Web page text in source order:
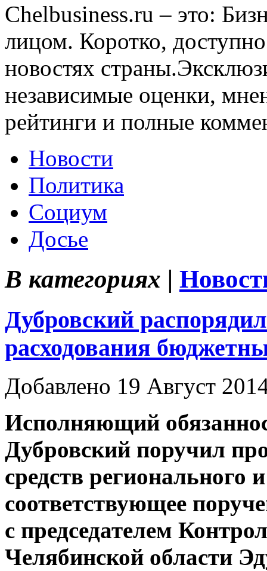
Chelbusiness.ru – это:
лицом. Коротко,
новостях
независимые оценки,
рейтинги и полные
Новости
Политика
Социум
Досье
В категориях |
Дубровский
расходования
Добавлено 19 Август
Исполняющий
Дубровский поручил
средств
соответствующее
с председателем
Челябинской области